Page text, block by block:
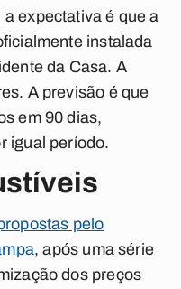
expectativa é que a
instalada
da Casa. A
A previsão é que
em 90 dias,
igual período.
pelo
,após uma série
dos preços